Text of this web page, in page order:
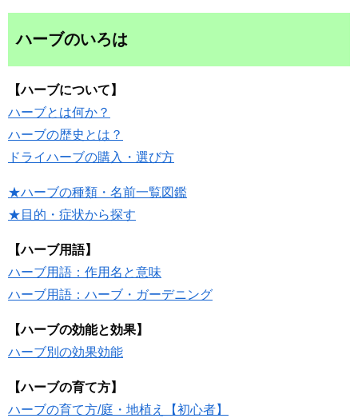
ハーブのいろは
【ハーブについて】
ハーブとは何か？
ハーブの歴史とは？
ドライハーブの購入・選び方
★ハーブの種類・名前一覧図鑑
★目的・症状から探す
【ハーブ用語】
ハーブ用語：作用名と意味
ハーブ用語：ハーブ・ガーデニング
【ハーブの効能と効果】
ハーブ別の効果効能
【ハーブの育て方】
ハーブの育て方/庭・地植え【初心者】